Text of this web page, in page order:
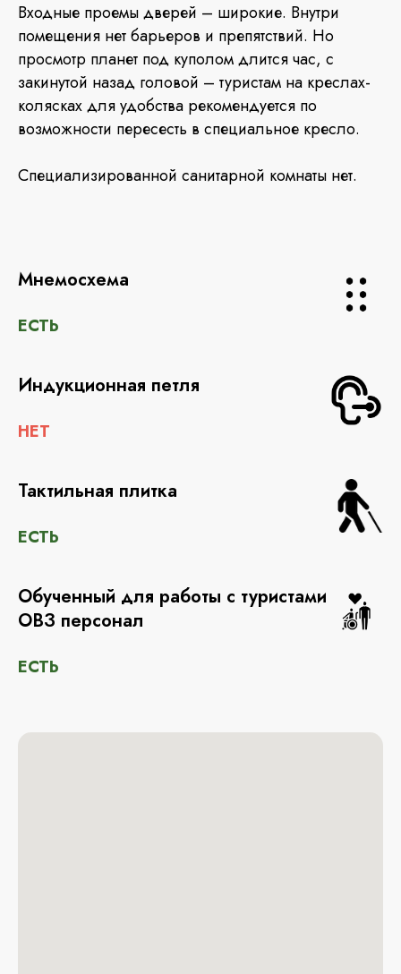
Входные проемы дверей – широкие. Внутри
помещения нет барьеров и препятствий. Но
просмотр планет под куполом длится час, с
закинутой назад головой – туристам на креслах-
колясках для удобства рекомендуется по
возможности пересесть в специальное кресло.
Специализированной санитарной комнаты нет.
Мнемосхема
ЕСТЬ
Индукционная петля
НЕТ
Тактильная плитка
ЕСТЬ
Обученный для работы с туристами
ОВЗ персонал
ЕСТЬ